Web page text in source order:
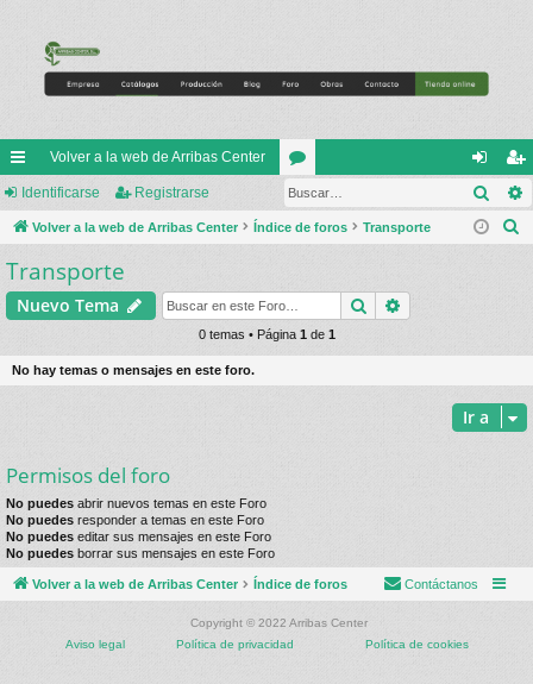
nl
ac
es
rá
do
Volver a la web de Arribas Center
or
os
de
nti
eg
ist
Identificarse Registrarse
Volver a la web de Arribas Center Índice de foros Transporte
r
Transporte
Nuevo Tema Buscar
0 temas • Página 1de 1
No hay temas o mensajes en este foro.
Ir a
Permisos del foro
No puedes abrir nuevos temas en este Foro
No puedes responder a temas en este Foro
No puedes editar sus mensajes en este Foro
No puedes borrar sus mensajes en este Foro
Volver a la web de Arribas Center Índice de foros Contáctanos
Copyright © 2022 Arribas Center
Aviso legal
Política de privacidad Política de cookies